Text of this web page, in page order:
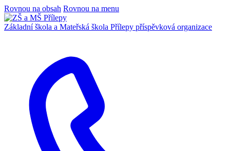
Rovnou na obsah Rovnou na menu
Základní škola a Mateřská škola Přílepy příspěvková organizace